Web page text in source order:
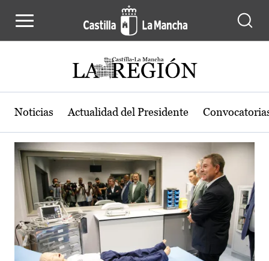
Actualidad de la región de Castilla-
Noticias Actualidad del Presidente